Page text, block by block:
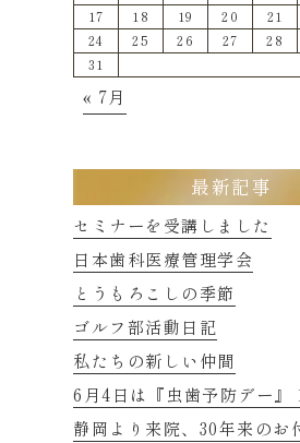
17
18 19 20 21
24
25 26 27 28
31
« 7月
最新記事
セミナーを受講しました
日本歯科医療管理学会
とうもろこしの季節
ゴルフ部活動日記
私たちの新しい仲間